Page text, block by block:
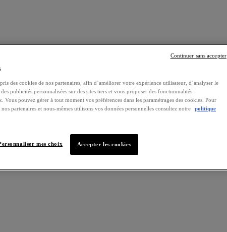
des cookies de nos partenaires, afin d’améliorer votre expérience utilisateur, d’analyser le
publicités personnalisées sur des sites tiers et vous proposer des fonctionnalités
Vous pouvez gérer à tout moment vos préférences dans les paramétrages des cookies. Pour
partenaires et nous-mêmes utilisons vos données personnelles consultez notre
politique
Accepter les cookies
mes choix
Continuer sans accepter